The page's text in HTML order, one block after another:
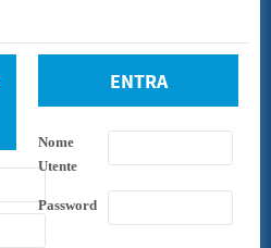
ENTRA
Nome
Utente
Password